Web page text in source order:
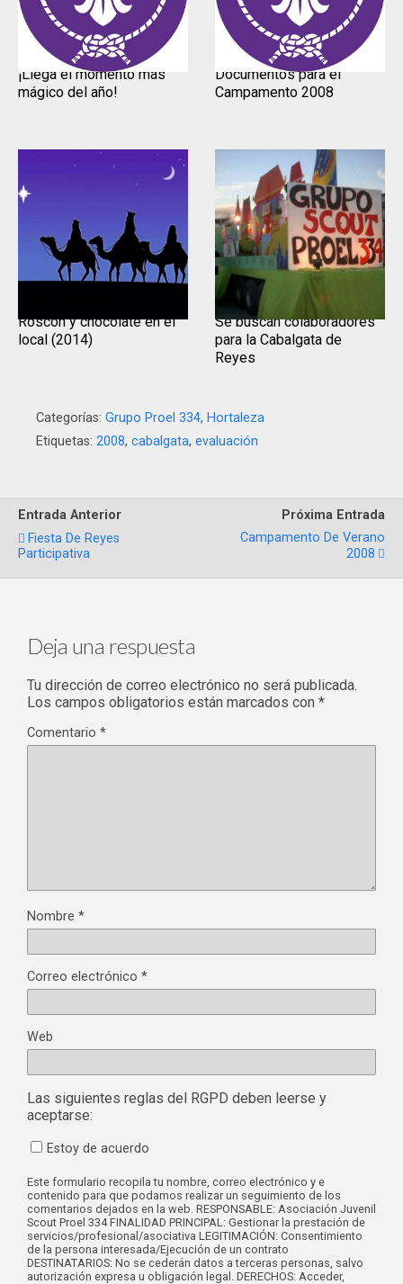
¡Llega el momento más
mágico del año!
Documentos para el
Campamento 2008
Roscón y chocolate en el
local (2014)
Se buscan colaboradores
para la Cabalgata de
Reyes
Categorías: Grupo Proel 334, Hortaleza
Etiquetas: 2008, cabalgata, evaluación
Entrada Anterior
Fiesta De Reyes
Participativa
Próxima Entrada
Campamento De Verano
2008
Deja una respuesta
Tu dirección de correo electrónico no será publicada.
Los campos obligatorios están marcados con *
Comentario *
Nombre *
Correo electrónico *
Web
Las siguientes reglas del RGPD deben leerse y
aceptarse:
Estoy de acuerdo
Este formulario recopila tu nombre, correo electrónico y e
contenido para que podamos realizar un seguimiento de los
comentarios dejados en la web. RESPONSABLE: Asociación Juvenil
Scout Proel 334 FINALIDAD PRINCIPAL: Gestionar la prestación de
servicios/profesional/asociativa LEGITIMACIÓN: Consentimiento
de la persona interesada/Ejecución de un contrato
DESTINATARIOS: No se cederán datos a terceras personas, salvo
autorización expresa u obligación legal. DERECHOS: Acceder,